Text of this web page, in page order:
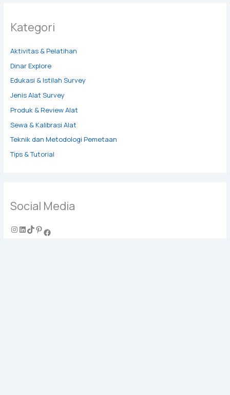
Kategori
Aktivitas & Pelatihan
Dinar Explore
Edukasi & Istilah Survey
Jenis Alat Survey
Produk & Review Alat
Sewa & Kalibrasi Alat
Teknik dan Metodologi Pemetaan
Tips & Tutorial
Social Media